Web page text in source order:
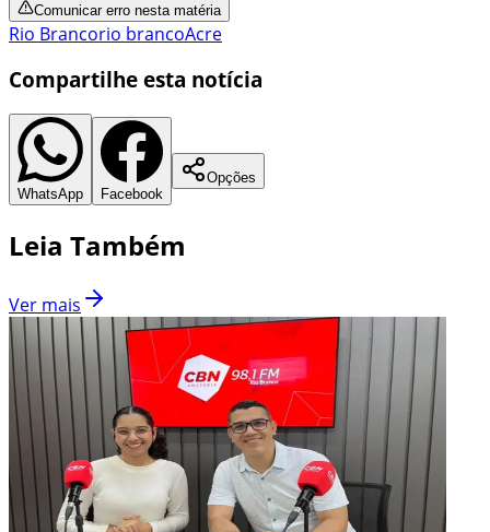
Comunicar erro nesta matéria
Rio Brancorio brancoAcre
Compartilhe esta notícia
WhatsApp Facebook
Opções
Leia Também
Ver mais